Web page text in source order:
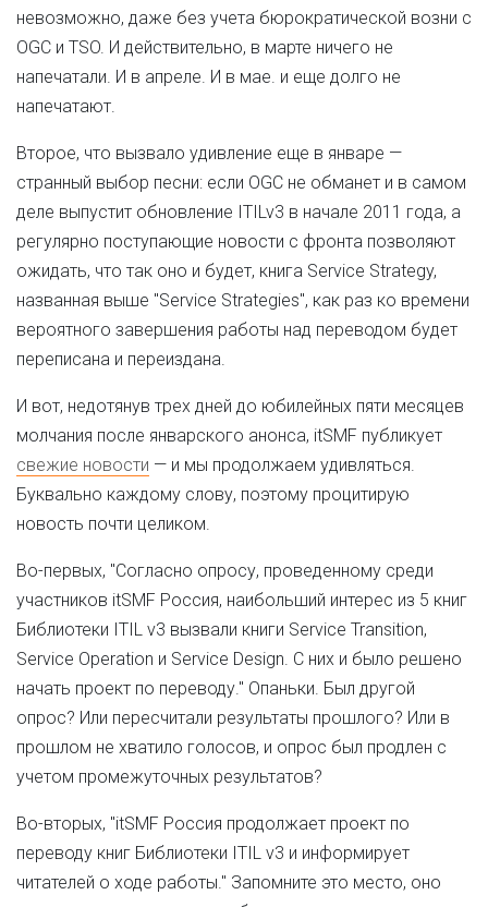
невозможно, даже без учета бюрократической возни с
OGC и TSO. И действительно, в марте ничего не
напечатали. И в апреле. И в мае. и еще долго не
напечатают.
Второе, что вызвало удивление еще в январе —
странный выбор песни: если OGC не обманет и в самом
деле выпустит обновление ITILv3 в начале 2011 года, а
регулярно поступающие новости с фронта позволяют
ожидать, что так оно и будет, книга Service Strategy,
названная выше "Service Strategies", как раз ко времени
вероятного завершения работы над переводом будет
переписана и переиздана.
И вот, недотянув трех дней до юбилейных пяти месяцев
молчания после январского анонса, itSMF публикует
свежие новости — и мы продолжаем удивляться.
Буквально каждому слову, поэтому процитирую
новость почти целиком.
Во-первых, "Согласно опросу, проведенному среди
участников itSMF Россия, наибольший интерес из 5 книг
Библиотеки ITIL v3 вызвали книги Service Transition,
Service Operation и Service Design. С них и было решено
начать проект по переводу." Опаньки. Был другой
опрос? Или пересчитали результаты прошлого? Или в
прошлом не хватило голосов, и опрос был продлен с
учетом промежуточных результатов?
Во-вторых, "itSMF Россия продолжает проект по
переводу книг Библиотеки ITIL v3 и информирует
читателей о ходе работы." Запомните это место, оно